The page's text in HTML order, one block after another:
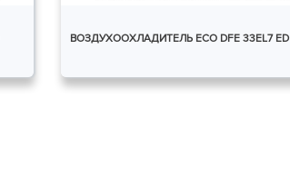
ВОЗДУХООХЛАДИТЕЛЬ ECO DFE 33EL7 ED